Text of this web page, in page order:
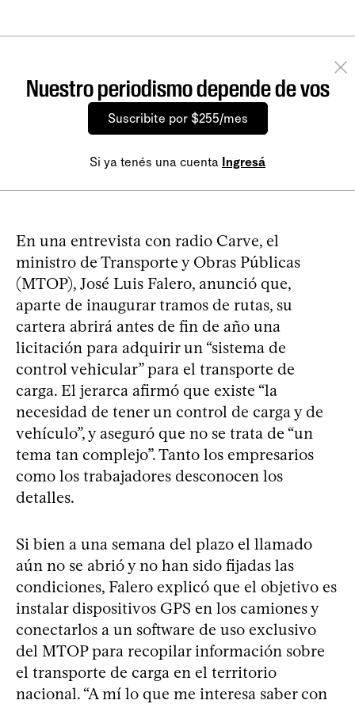
Nuestro periodismo depende de vos
Suscribite por $255/mes
Si ya tenés una cuenta Ingresá
En una entrevista con radio Carve, el
ministro de Transporte y Obras Públicas
(MTOP), José Luis Falero, anunció que,
aparte de inaugurar tramos de rutas, su
cartera abrirá antes de fin de año una
licitación para adquirir un “sistema de
control vehicular” para el transporte de
carga. El jerarca afirmó que existe “la
necesidad de tener un control de carga y de
vehículo”, y aseguró que no se trata de “un
tema tan complejo”. Tanto los empresarios
como los trabajadores desconocen los
detalles.
Si bien a una semana del plazo el llamado
aún no se abrió y no han sido fijadas las
condiciones, Falero explicó que el objetivo es
instalar dispositivos GPS en los camiones y
conectarlos a un software de uso exclusivo
del MTOP para recopilar información sobre
el transporte de carga en el territorio
nacional. “A mí lo que me interesa saber con